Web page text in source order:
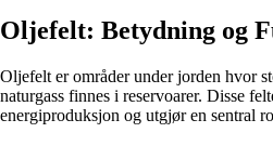
Oljefelt: Betydning og
Oljefelt er områder under jorden hvor
naturgass finnes i reservoarer. Disse
energiproduksjon og utgjør en sentral